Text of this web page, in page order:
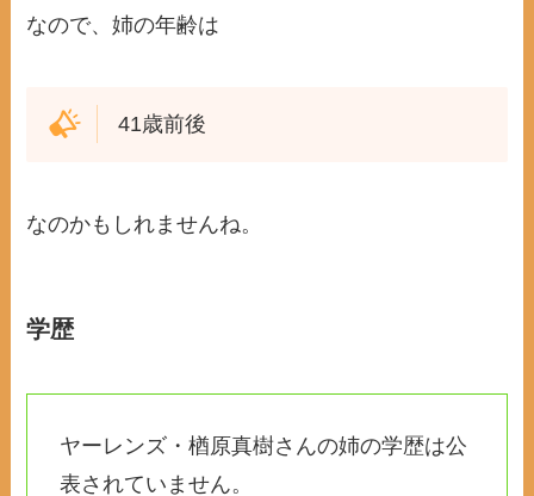
なので、姉の年齢は
41歳前後
なのかもしれませんね。
学歴
ヤーレンズ・楢原真樹さんの姉の学歴は公
表されていません。